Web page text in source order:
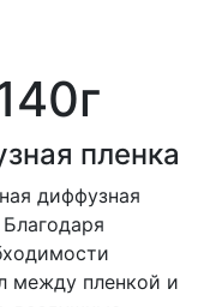
пленка
диффузная
между пленкой и